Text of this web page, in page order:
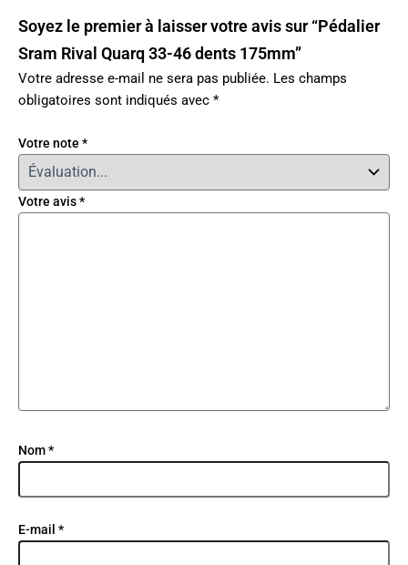
Soyez le premier à laisser votre avis sur “Pédalier
Sram Rival Quarq 33-46 dents 175mm”
Votre adresse e-mail ne sera pas publiée. Les champs
obligatoires sont indiqués avec *
Votre note *
Votre avis*
Nom*
E-mail *